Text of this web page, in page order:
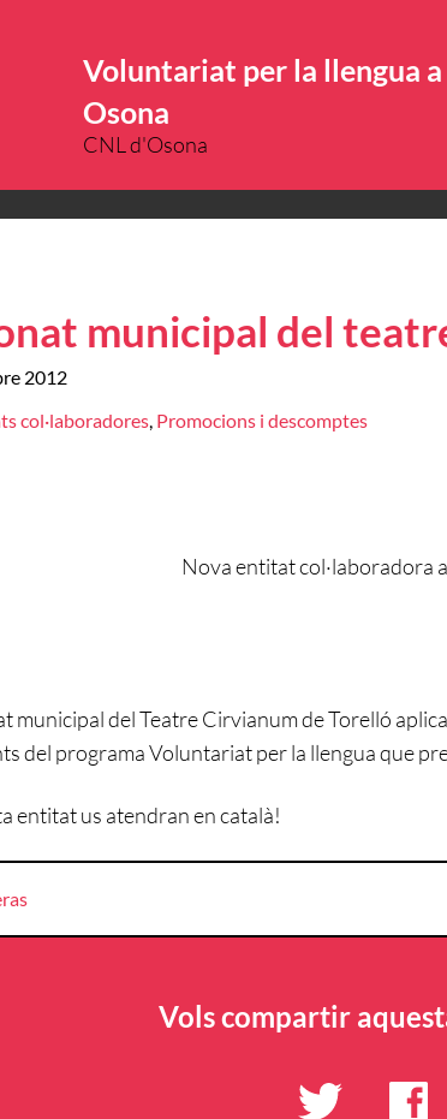
Voluntariat per la llengua a
Osona
CNL d'Osona
municipal del
2012
col·laboradores, Promocions i descomptes
Nova entitat col·laboradora
municipal del Teatre Cirvianum de Torelló
del programa Voluntariat per la llengua que
entitat us atendran en català!
Vols compartir